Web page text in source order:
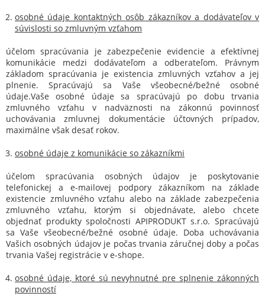
osobné údaje kontaktných osôb zákazníkov a dodávateľov v
súvislosti so zmluvným vzťahom
účelom spracúvania je zabezpečenie evidencie a efektívnej
komunikácie medzi dodávateľom a odberateľom. Právnym
základom spracúvania je existencia zmluvných vzťahov a jej
plnenie. Spracúvajú sa Vaše všeobecné/bežné osobné
údaje.Vaše osobné údaje sa spracúvajú po dobu trvania
zmluvného vzťahu v nadväznosti na zákonnú povinnosť
uchovávania zmluvnej dokumentácie účtovných prípadov,
maximálne však desať rokov.
osobné údaje z komunikácie so zákazníkmi
účelom spracúvania osobných údajov je poskytovanie
telefonickej a e-mailovej podpory zákazníkom na základe
existencie zmluvného vzťahu alebo na základe zabezpečenia
zmluvného vzťahu, ktorým si objednávate, alebo chcete
objednať produkty spoločnosti APIPRODUKT s.r.o. Spracúvajú
sa Vaše všeobecné/bežné osobné údaje. Doba uchovávania
Vašich osobných údajov je počas trvania záručnej doby a počas
trvania Vašej registrácie v e-shope.
osobné údaje, ktoré sú nevyhnutné pre splnenie zákonných
povinností